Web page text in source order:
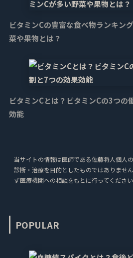
ビタミンCの豊富な食べ物ランキン
菜や果物とは？
ビタミンCとは？ビタミンCの3つの
効能
当サイトの情報は医師である佐藤将人個人
診断・治療を目的としたものではありませ
ず医療機関への相談をもとに行ってください
POPULAR